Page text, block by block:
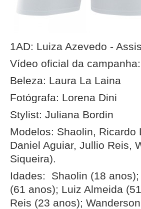
1AD: Luiza Azevedo -
Vídeo oficial da
Beleza: Laura La Laina
Fotógrafa: Lorena Dini
Stylist: Juliana Bordin
Modelos: Shaolin,
Daniel Aguiar, Jullio Reis,
Siqueira).
Idades: Shaolin (18
(61 anos); Luiz Almeida
Reis (23 anos);